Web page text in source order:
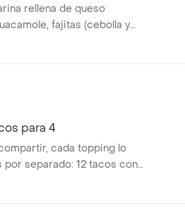
rellena de queso
fajitas (cebolla y
pico de gallo y
para 4
cada topping lo
por separado: 12 tacos con
(400grs), frijoles,